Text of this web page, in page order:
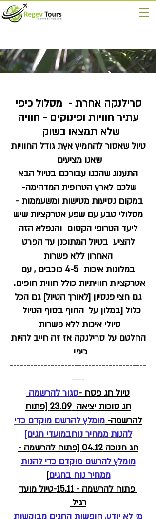
סרילנקה אחרת - מסלול כיפי
עתיר חוויות ופינוקים - חוויה
שלא תמצאו בשוק
טיול שאסור להחמיץ אץת גודל החוויות
שאנו מציעים
התענוג שהכנו עבורכם בטיול הבא
שלכם לארץ הטרופית המדהימה-
במקום נסיעות מטישות ומשעממות -
מסלולי טבע עם שפע אטרקציות שיש
ליעד הטרופי הקסום והנפלא הזה
להציע בטיול המתוכנן עד הפרט
האחרון ללא פשרות
במלונות איכות 4-5 כוכבים , עם
אטרקציות חוויתיות כולל חווית חופים.
גם חצי פנסיון [לאורך הטיול] גם הכל
כלול [במלון על החוף בסוף הטיול
טיולי איכות ללא פשרות
החלטם על סרילנקה אז זה חייב להיות
כיפי
----------------------------------------
----
טיול חג פסח -סגור להרשמה
חג סוכות יציאה 23.09 [פתוח
להרשמה- מומלץ להרשם מוקדם כדי
להנות ממחיר נוחבמועדי חגים]
חג חנוכה 04.12 [פתוח להרשמה -
מומלץ להרשם מוקדם כדי להנות
ממחיר נוח בחגים]
פתוח להרשמה - 15.11-טיול מועד
רגיל
מי לא יודע, חופשות החגים מבוקשות